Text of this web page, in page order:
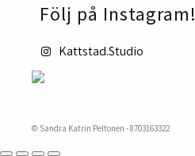
Följ på Instagram!
Kattstad.Studio
© Sandra Katrin Peltonen - 8703163322